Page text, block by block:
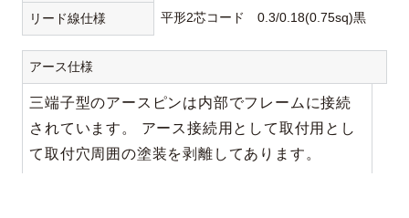
リード線仕様 平形2芯コード 0.3/0.18(0.75sq)黒
アース仕様
三端子型のアースピンは内部でフレームに接続
されています。 アース接続用として取付用とし
て取付穴周囲の塗装を剥離してあります。